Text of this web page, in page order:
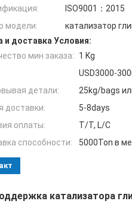
ISO9001：2015
модели:
катализатор
и доставка Условия:
мин заказа:
1 Kg
USD3000-
детали:
25kg/bags
доставки:
5-8days
оплаты:
T/T, L/C
способности:
5000Ton в
катализатора